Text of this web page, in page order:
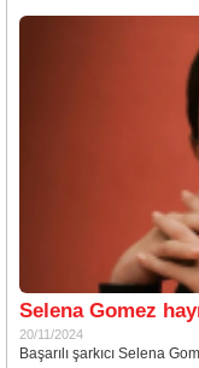
Selena Gomez
20/11/2024
Başarılı şarkıcı Selena